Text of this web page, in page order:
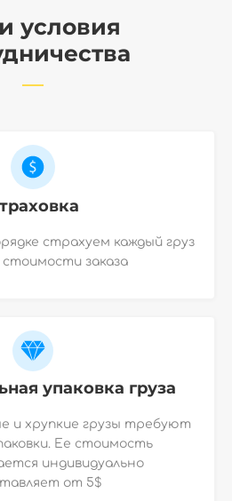
условия
страхуем каждый груз
стоимости заказа
упаковка груза
и хрупкие грузы требуют
Ее стоимость
индивидуально
от 5$